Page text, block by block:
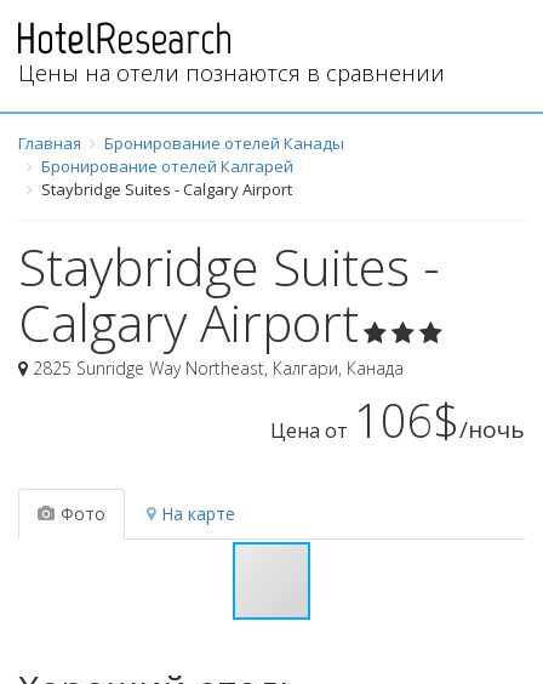
Цены на отели познаются в сравнении
Главная
Бронирование отелей Канады
Бронирование отелей Калгарей
Staybridge Suites - Calgary Airport
Staybridge Suites -
Calgary Airport
2825 Sunridge Way Northeast, Калгари, Канада
Цена от 106$/ночь
Фото На карте